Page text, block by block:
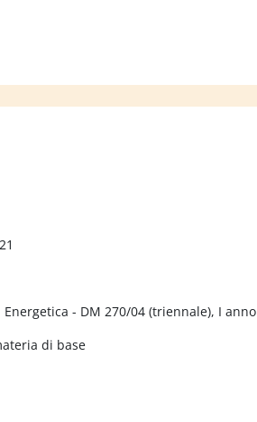
- DM 270/04 (triennale), I anno
di base